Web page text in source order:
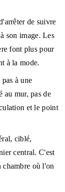
de suivre
son image. Les
font plus pour
à la mode.
à une
au mur, pas de
et le point
ciblé,
central. C'est
chambre où l'on